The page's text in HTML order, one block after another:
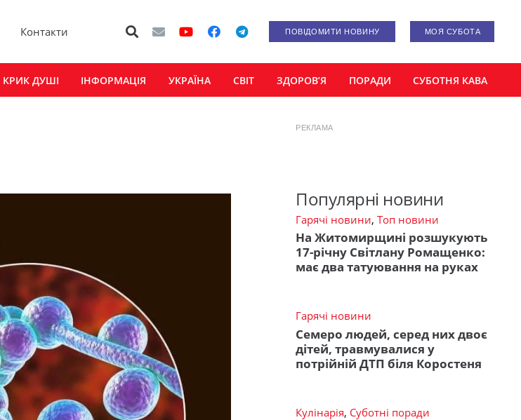
Контакти ПОВІДОМИТИ НОВИНУ МОЯ СУБОТА
КРИК ДУШІ ІНФОРМАЦІЯ УКРАЇНА СВІТ ЗДОРОВ’Я ПОРАДИ СУБОТНЯ КАВА
РЕКЛАМА
Популярні новини
Гарячі новини, Топ новини
На Житомирщині розшукують
17-річну Світлану Ромащенко:
має два татуювання на руках
Гарячі новини
Семеро людей, серед них двоє
дітей, травмувалися у
потрійній ДТП біля Коростеня
Кулінарія, Суботні поради